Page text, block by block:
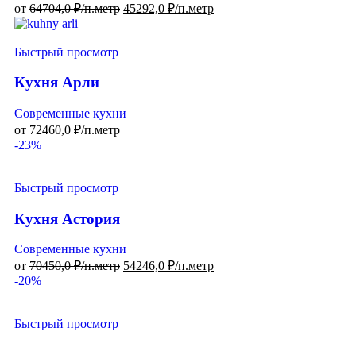
от 64704,0₽/п.метр 45292,0 ₽/п.метр
Быстрый просмотр
Кухня Арли
Современные кухни
от 72460,0 ₽/п.метр
-23%
Быстрый просмотр
Кухня Астория
Современные кухни
от 70450,0₽/п.метр 54246,0 ₽/п.метр
-20%
Быстрый просмотр